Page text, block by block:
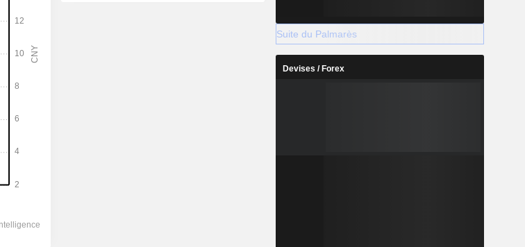
Suite du Palmarès
Devises / Forex